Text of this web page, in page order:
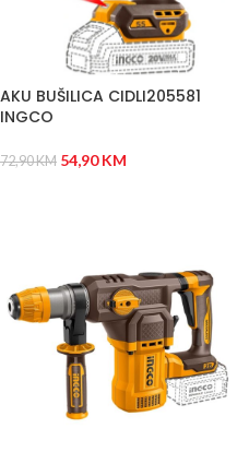
AKU BUŠILICA CIDLI205581
INGCO
72,90KM 54,90KM